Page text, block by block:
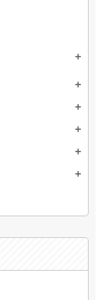
add
add
add
add
add
add